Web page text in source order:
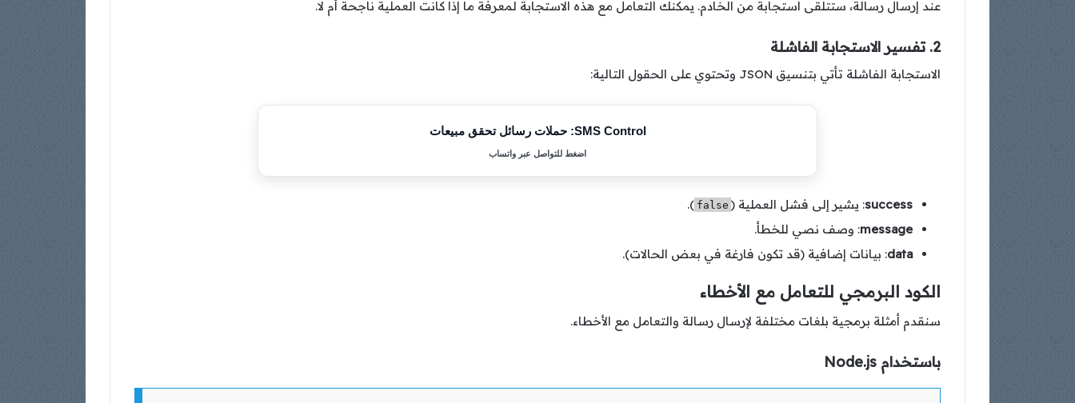
عند إرسال رسالة، ستتلقى استجابة من الخادم. يمكنك التعامل مع هذه الاستجابة لمعرفة ما إذا كانت العملية ناجحة أم لا.
2. تفسير الاستجابة الفاشلة
الاستجابة الفاشلة تأتي بتنسيق JSON وتحتوي على الحقول التالية:
SMS Control: حملات رسائل تحقق مبيعات
اضغط للتواصل عبر واتساب
success: يشير إلى فشل العملية ( false
).
message: وصف نصي للخطأ.
data: بيانات إضافية (قد تكون فارغة في بعض الحالات).
الكود البرمجي للتعامل مع الأخطاء
سنقدم أمثلة برمجية بلغات مختلفة لإرسال رسالة والتعامل مع الأخطاء.
باستخدام Node.js